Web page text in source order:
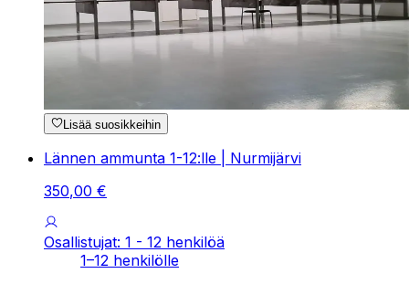
Lisää suosikkeihin
Lännen ammunta 1-12:lle | Nurmijärvi
350,00 €
Osallistujat: 1 - 12 henkilöä
1–12 henkilölle